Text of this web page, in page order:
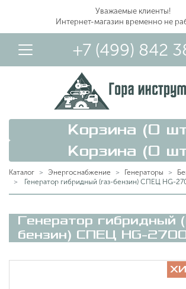
Уважаемые клиенты!
Интернет-магазин временно не
+7 (499) 842
Вход в Личный Кабинет
Корзина (0
Корзина (0
Каталог Энергоснабжение Генераторы
Генератор гибридный (газ-бензин) СПЕЦ HG-
Генератор гибридный
бензин) СПЕЦ HG-